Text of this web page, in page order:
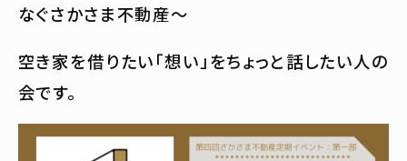
なぐさかさま不動産～
空き家を借りたい「想い」をちょっと話したい人の
会です。